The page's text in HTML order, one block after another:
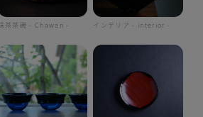
茶茶碗 - Chawan - インテリア - interior -